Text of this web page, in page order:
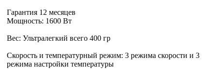
Гарантия 12 месяцев
Мощность: 1600 Вт
Вес: Ультралегкий всего 400 гр
Скорость и температурный режим: 3 режима скорости и 3
режима настройки температуры